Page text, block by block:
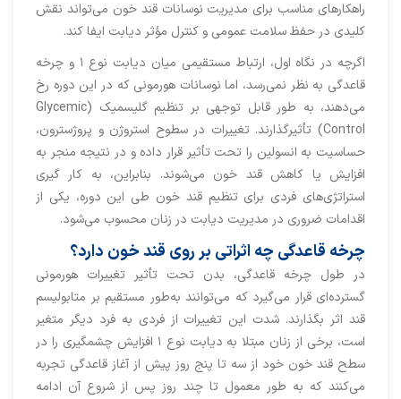
راهکارهای مناسب برای مدیریت نوسانات قند خون می‌تواند نقش
کلیدی در حفظ سلامت عمومی و کنترل مؤثر دیابت ایفا کند.
اگرچه در نگاه اول، ارتباط مستقیمی میان دیابت نوع ۱ و چرخه
قاعدگی به نظر نمی‌رسد، اما نوسانات هورمونی که در این دوره رخ
می‌دهند، به طور قابل توجهی بر تنظیم گلیسمیک (Glycemic
Control) تأثیرگذارند. تغییرات در سطوح استروژن و پروژسترون،
حساسیت به انسولین را تحت تأثیر قرار داده و در نتیجه منجر به
افزایش یا کاهش قند خون می‌شوند. بنابراین، به کار گیری
استراتژی‌های فردی برای تنظیم قند خون طی این دوره، یکی از
اقدامات ضروری در مدیریت دیابت در زنان محسوب می‌شود.
چرخه قاعدگی چه اثراتی بر روی قند خون دارد؟
در طول چرخه قاعدگی، بدن تحت تأثیر تغییرات هورمونی
گسترده‌ای قرار می‌گیرد که می‌توانند به‌طور مستقیم بر متابولیسم
قند اثر بگذارند. شدت این تغییرات از فردی به فرد دیگر متغیر
است، برخی از زنان مبتلا به دیابت نوع ۱ افزایش چشمگیری را در
سطح قند خون خود از سه تا پنج روز پیش از آغاز قاعدگی تجربه
می‌کنند که به طور معمول تا چند روز پس از شروع آن ادامه